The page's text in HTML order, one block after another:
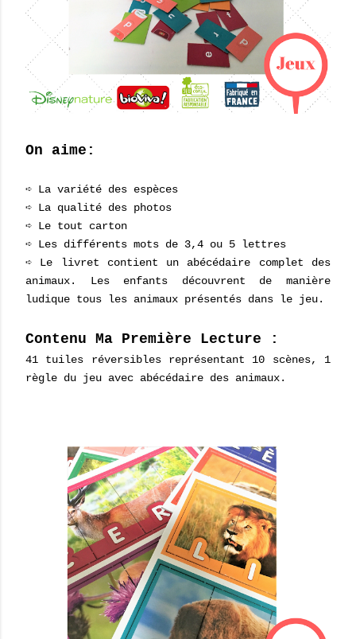
On aime:
➪ La variété des espèces
➪ La qualité des photos
➪ Le tout carton
➪ Les différents mots de 3,4 ou 5 lettres
➪ Le livret contient un abécédaire complet des
animaux. Les enfants découvrent de manière
ludique tous les animaux présentés dans le jeu.
Contenu Ma Première Lecture :
41 tuiles réversibles représentant 10 scènes, 1
règle du jeu avec abécédaire des animaux.